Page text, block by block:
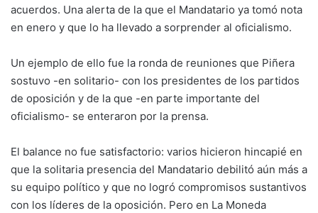
acuerdos. Una alerta de la que el Mandatario ya tomó nota
en enero y que lo ha llevado a sorprender al oficialismo.
Un ejemplo de ello fue la ronda de reuniones que Piñera
sostuvo -en solitario- con los presidentes de los partidos
de oposición y de la que -en parte importante del
oficialismo- se enteraron por la prensa.
El balance no fue satisfactorio: varios hicieron hincapié en
que la solitaria presencia del Mandatario debilitó aún más a
su equipo político y que no logró compromisos sustantivos
con los líderes de la oposición. Pero en La Moneda